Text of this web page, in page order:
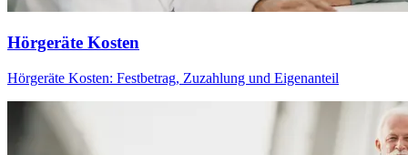
Hörgeräte Kosten
Hörgeräte Kosten: Festbetrag, Zuzahlung und Eigenanteil